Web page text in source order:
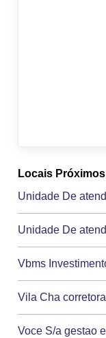
Locais
Unidade De
Unidade De
Vbms
Vila Cha
Voce S/a gestao